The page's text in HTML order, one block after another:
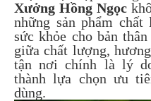
Xưởng Hồng Ngọc
những sản phẩm
sức khỏe cho bản
giữa chất lượng,
tận nơi chính là lý
thành lựa chọn ưu
dùng.